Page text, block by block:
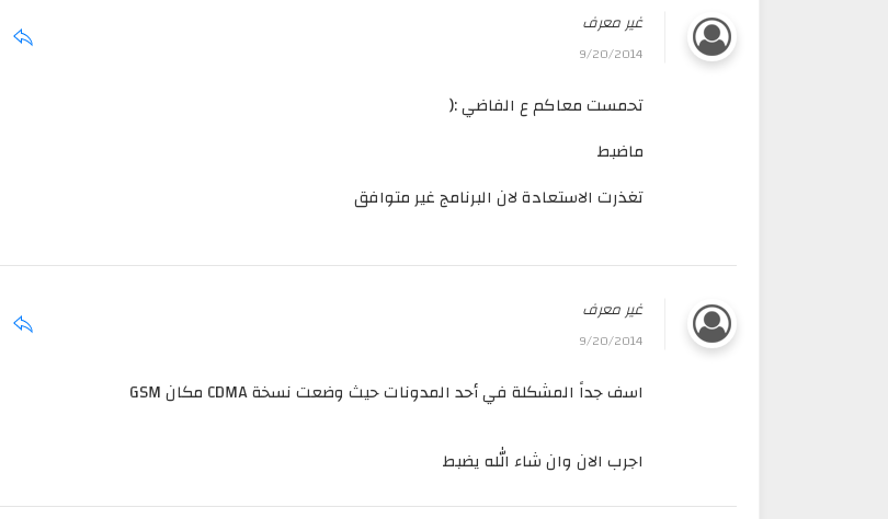
غير معرف
9/20/2014
تحمست معاكم ع الفاضي :(
ماضبط
تغذرت الاستعادة لان البرنامج غير متوافق
غير معرف
9/20/2014
اسف جداً المشكلة في أحد المدونات حيث وضعت نسخة CDMA مكان GSM
اجرب الان وان شاء الله يضبط